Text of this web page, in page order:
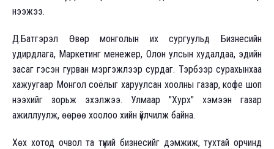
нээжээ.
Д.Батгэрэл Өвөр монголын их сургуульд Бизнесийн
удирдлага, Маркетинг менежер, Олон улсын худалдаа, эдийн
засаг гэсэн гурван мэргэжлээр сурдаг. Тэрбээр сурахынхаа
хажуугаар Монгол соёлыг харуулсан хоолны газар, кофе шоп
нээхийг зорьж эхэлжээ. Улмаар "Хурх" хэмээн газар
ажиллуулж, өөрөө хоолоо хийн үйлчилж байна.
Хөх хотод очвол та түүний бизнесийг дэмжиж, тухтай орчинд